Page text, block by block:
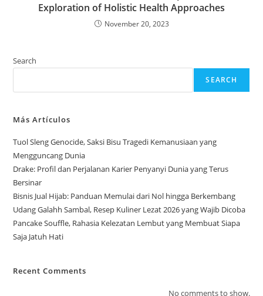
Exploration of Holistic Health Approaches
November 20, 2023
Search
SEARCH
Más Artículos
Tuol Sleng Genocide, Saksi Bisu Tragedi Kemanusiaan yang
Mengguncang Dunia
Drake: Profil dan Perjalanan Karier Penyanyi Dunia yang Terus
Bersinar
Bisnis Jual Hijab: Panduan Memulai dari Nol hingga Berkembang
Udang Galahh Sambal, Resep Kuliner Lezat 2026 yang Wajib Dicoba
Pancake Souffle, Rahasia Kelezatan Lembut yang Membuat Siapa
Saja Jatuh Hati
Recent Comments
No comments to show.